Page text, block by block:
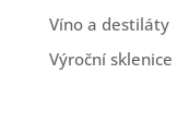
Víno a destiláty
Výroční sklenice